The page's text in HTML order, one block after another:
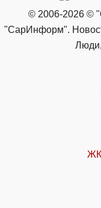
© 2006-2026 ©
"СарИнформ".